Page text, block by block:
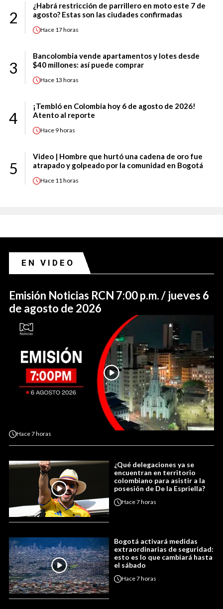
2
¿Habrá restricción de parrillero en moto este 7 de
agosto? Estas son las ciudades confirmadas
Hace 17 horas
3
Bancolombia vende apartamentos y lotes desde
$40 millones: así puede comprar
Hace 13 horas
4
¡Tembló en Colombia hoy 6 de agosto de 2026!
Atento al reporte
Hace 9 horas
5
Video | Hombre que hurtó una cadena de oro fue
atrapado y golpeado por la comunidad en Bogotá
Hace 11 horas
EN VIDEO
Emisión Noticias RCN 7:00 p.m. / jueves 6
de agosto de 2026
Hace7 horas
¿Qué delegaciones ya se
encuentran en territorio
colombiano para asistir a la
posesión de De la Espriella?
Hace7 horas
Bogotá activará medidas
extraordinarias de seguridad:
esto es lo que cambiará hasta
el sábado
Hace7 horas